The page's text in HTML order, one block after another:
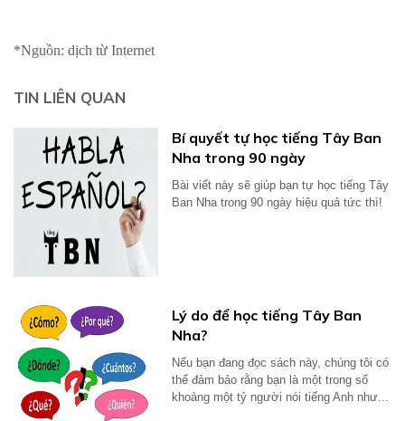
*Nguồn: dịch từ Internet
TIN LIÊN QUAN
Bí quyết tự học tiếng Tây Ban
Nha trong 90 ngày
Bài viết này sẽ giúp bạn tự học tiếng Tây
Ban Nha trong 90 ngày hiệu quả tức thì!
Lý do để học tiếng Tây Ban
Nha?
Nếu bạn đang đọc sách này, chúng tôi có
thể đảm bảo rằng bạn là một trong số
khoảng một tỷ người nói tiếng Anh như...